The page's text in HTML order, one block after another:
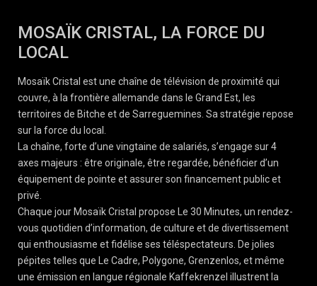
MOSAÏK CRISTAL, LA FORCE DU
LOCAL
Mosaïk Cristal est une chaîne de télévision de proximité qui
couvre, à la frontière allemande dans le Grand Est, les
territoires de Bitche et de Sarreguemines. Sa stratégie repose
sur la force du local.
La chaîne, forte d’une vingtaine de salariés, s’engage sur 4
axes majeurs : être originale, être regardée, bénéficier d’un
équipement de pointe et assurer son financement public et
privé.
Chaque jour Mosaïk Cristal propose Le 30 Minutes, un rendez-
vous quotidien d’information, de culture et de divertissement
qui enthousiasme et fidélise ses téléspectateurs. De jolies
pépites telles que Le Cadre, Polygone, Grenzenlos, et même
une émission en langue régionale Kaffekrenzel illustrent la